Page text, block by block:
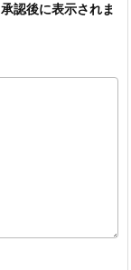
認後に表示されま